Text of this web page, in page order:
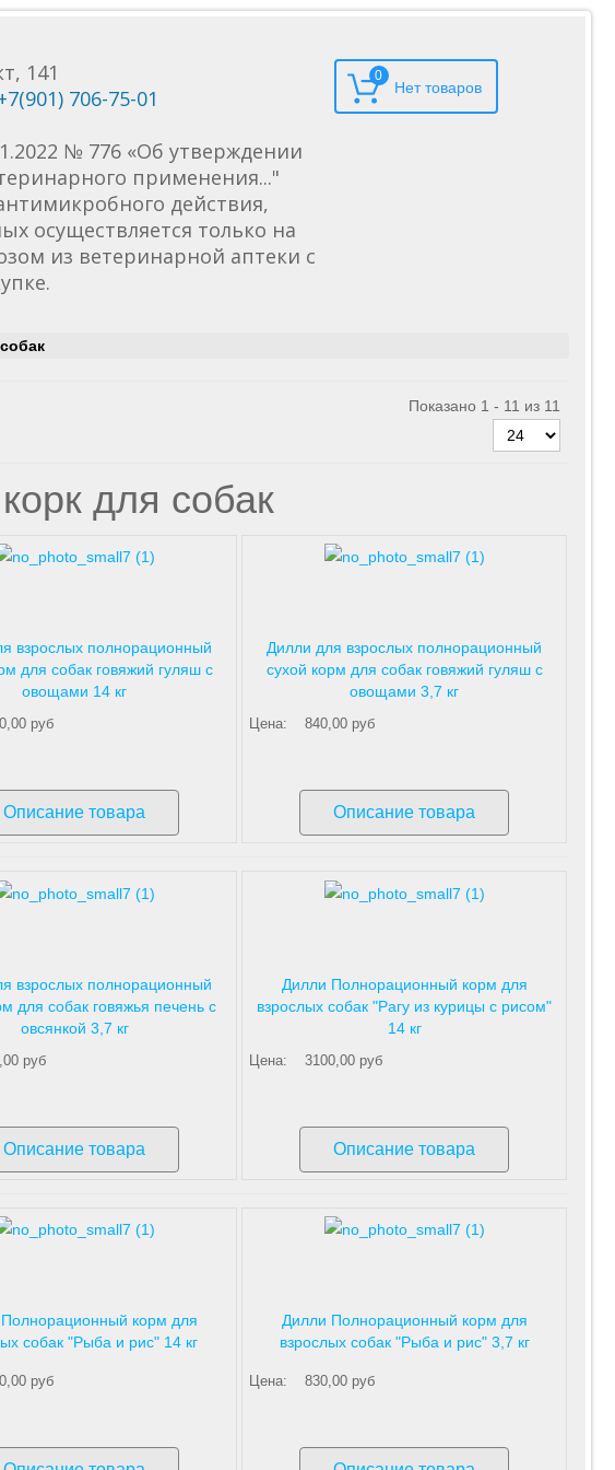
141
706-75-01
№ 776 «Об утверждении
применения..."
действия,
осуществляется только на
из ветеринарной аптеки с
0
Показано 1 - 11 из 11
для собак
взрослых полнорационный
для собак говяжий гуляш с
овощами 14 кг
руб
Описание товара
Дилли для взрослых полнорационный
сухой корм для собак говяжий гуляш с
овощами 3,7 кг
Цена: 840,00 руб
Описание товара
взрослых полнорационный
для собак говяжья печень с
овсянкой 3,7 кг
руб
Описание товара
Дилли Полнорационный корм для
взрослых собак "Рагу из курицы с рисом"
14 кг
Цена: 3100,00 руб
Описание товара
корм для
собак "Рыба и рис" 14 кг
руб
Дилли Полнорационный корм для
взрослых собак "Рыба и рис" 3,7 кг
Цена: 830,00 руб